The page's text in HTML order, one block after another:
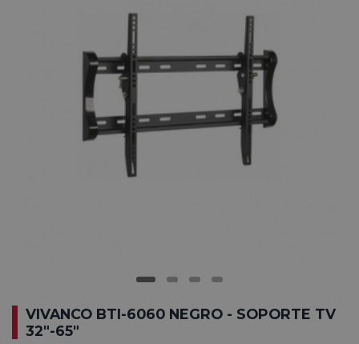
VIVANCO BTI-6060 NEGRO - SOPORTE TV
32"-65"